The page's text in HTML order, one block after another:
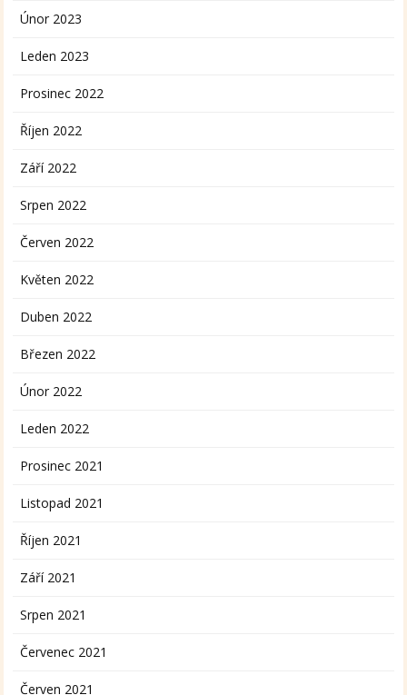
Únor 2023
Leden 2023
Prosinec 2022
Říjen 2022
Září 2022
Srpen 2022
Červen 2022
Květen 2022
Duben 2022
Březen 2022
Únor 2022
Leden 2022
Prosinec 2021
Listopad 2021
Říjen 2021
Září 2021
Srpen 2021
Červenec 2021
Červen 2021